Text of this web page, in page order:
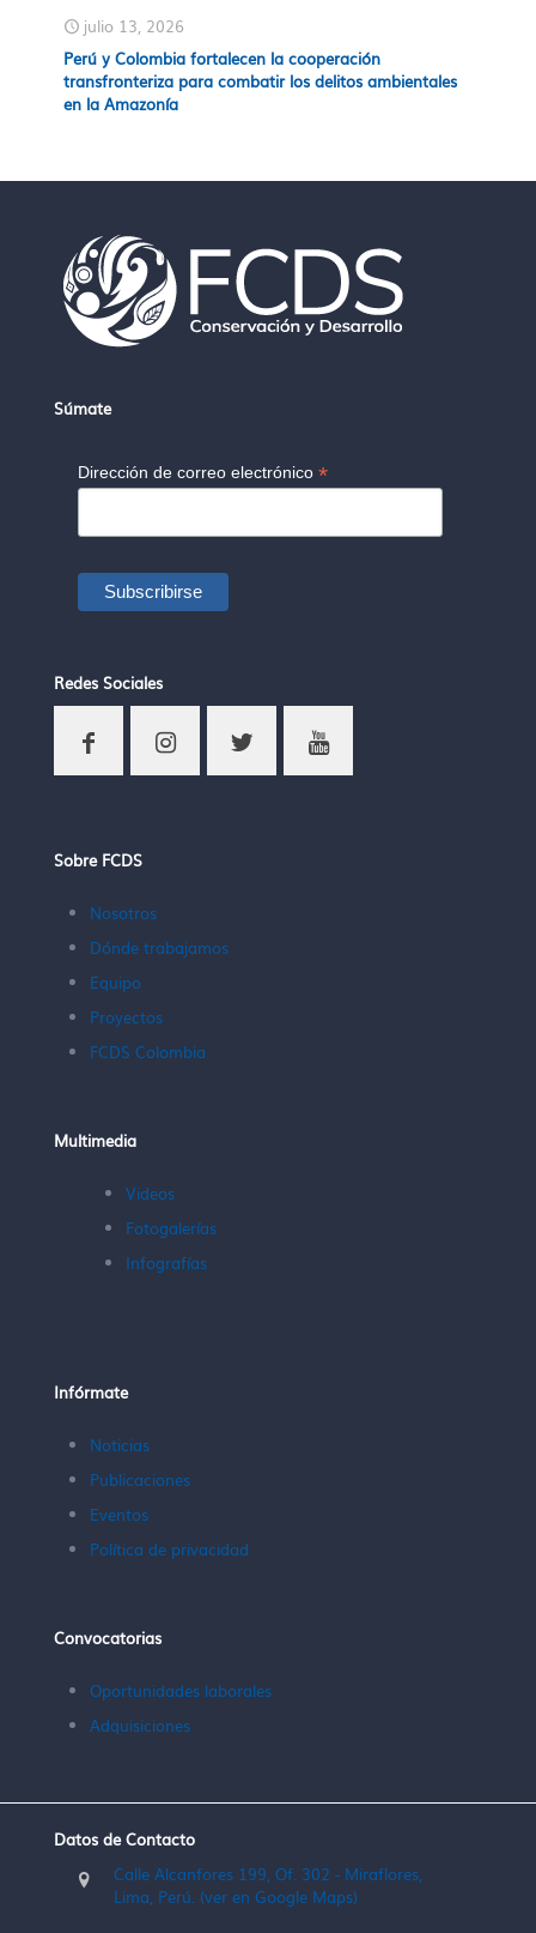
julio 13, 2026
Perú y Colombia fortalecen la cooperación
transfronteriza para combatir los delitos ambientales
en la Amazonía
Súmate
Dirección de correo electrónico *
Redes Sociales
Sobre FCDS
Nosotros
Dónde trabajamos
Equipo
Proyectos
FCDS Colombia
Multimedia
Videos
Fotogalerías
Infografías
Infórmate
Noticias
Publicaciones
Eventos
Política de privacidad
Convocatorias
Oportunidades laborales
Adquisiciones
Datos de Contacto
Calle Alcanfores 199, Of. 302 - Miraflores,
Lima, Perú. (ver en Google Maps)